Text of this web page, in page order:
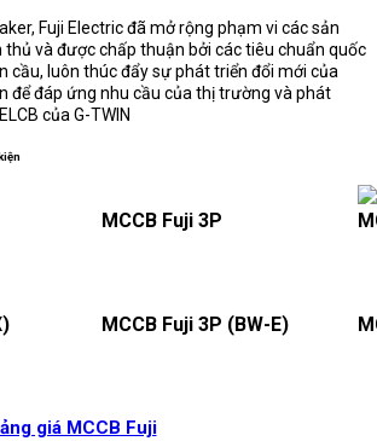
Fuji Electric đã mở rộng phạm vi các sản
và được chấp thuận bởi các tiêu chuẩn quốc
cầu, luôn thúc đẩy sự phát triển đổi mới của
để đáp ứng nhu cầu của thị trường và phát
của G-TWIN
MCCB Fuji 3P
MCCB Fuji 3P (BW-E)
giá MCCB Fuji